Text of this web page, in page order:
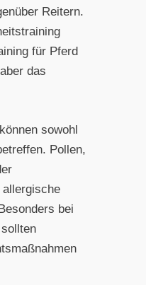
Reitern.
für Pferd
das
sowohl
Pollen,
allergische
bei